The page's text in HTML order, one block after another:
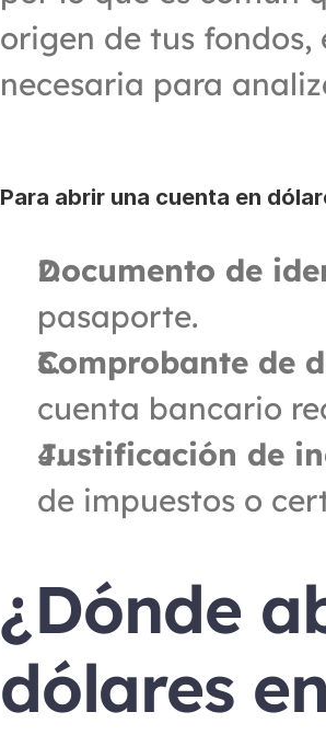
origen de tus
necesaria para
Para abrir una cuenta en
Documento de
pasaporte.
Comprobante de
cuenta bancario
Justificación de
de impuestos o
¿Dónde
dólares